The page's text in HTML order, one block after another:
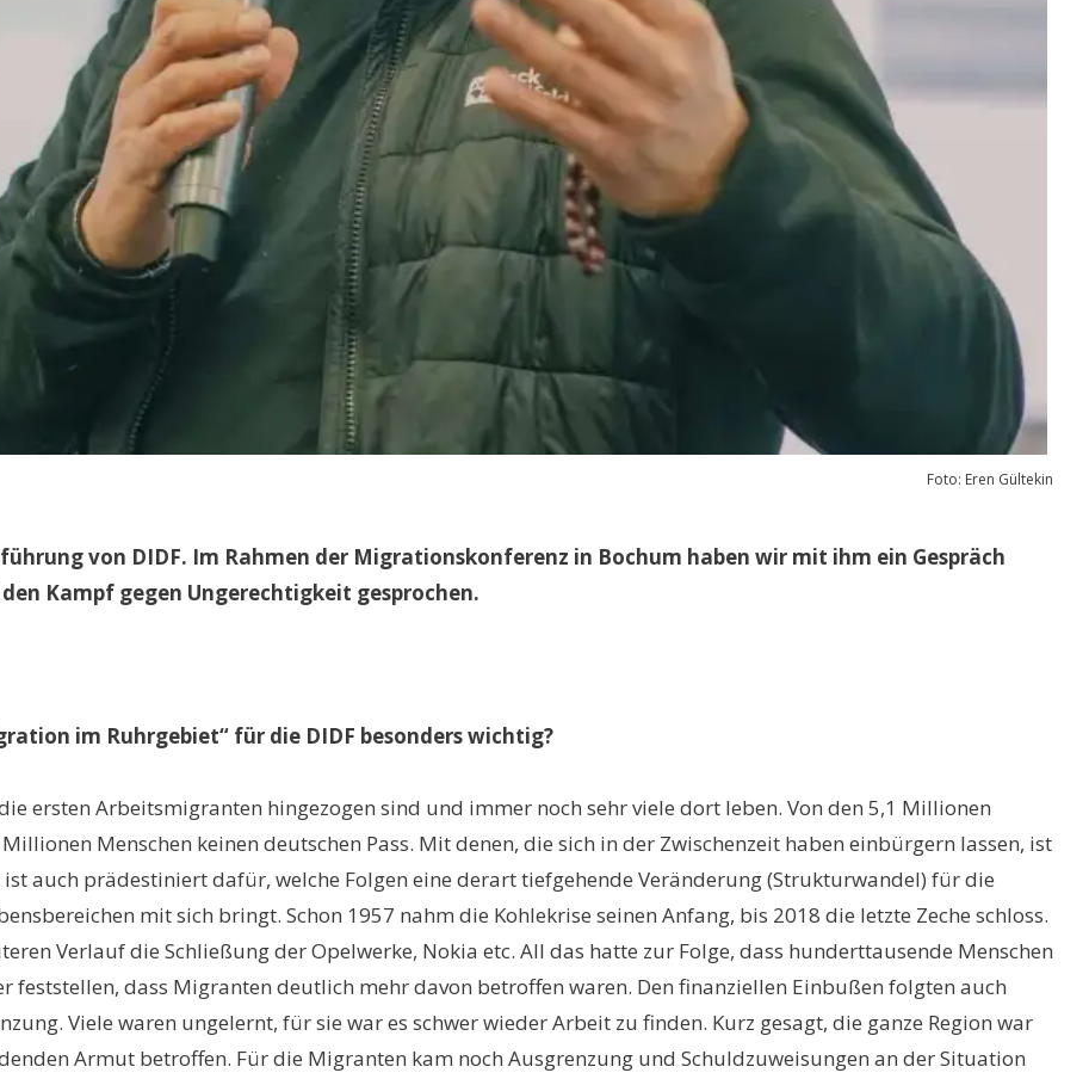
Foto: Eren Gültekin
von DIDF. Im Rahmen der Migrationskonferenz in Bochum haben wir mit ihm ein Gespräch
Kampf gegen Ungerechtigkeit gesprochen.
im Ruhrgebiet“ für die DIDF besonders wichtig?
ersten Arbeitsmigranten hingezogen sind und immer noch sehr viele dort leben. Von den 5,1 Millionen
Menschen keinen deutschen Pass. Mit denen, die sich in der Zwischenzeit haben einbürgern lassen, ist
auch prädestiniert dafür, welche Folgen eine derart tiefgehende Veränderung (Strukturwandel) für die
mit sich bringt. Schon 1957 nahm die Kohlekrise seinen Anfang, bis 2018 die letzte Zeche schloss.
Verlauf die Schließung der Opelwerke, Nokia etc. All das hatte zur Folge, dass hunderttausende Menschen
feststellen, dass Migranten deutlich mehr davon betroffen waren. Den finanziellen Einbußen folgten auch
Viele waren ungelernt, für sie war es schwer wieder Arbeit zu finden. Kurz gesagt, die ganze Region war
Armut betroffen. Für die Migranten kam noch Ausgrenzung und Schuldzuweisungen an der Situation